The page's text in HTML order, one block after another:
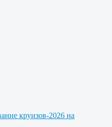
круизов-2026 на